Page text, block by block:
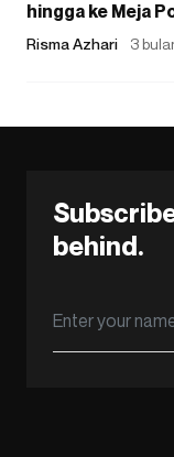
hingga ke Meja
Risma Azhari 3
behind.